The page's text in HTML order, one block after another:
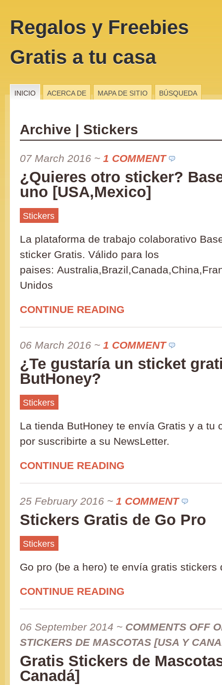
Regalos y Freebies
Gratis a tu casa
INICIO ACERCA DE MAPA DE SITIO BÚSQUEDA
Archive | Stickers
07 March 2016 ~ 1 COMMENT
¿Quieres otro sticker?
uno [USA,Mexico]
Stickers
La plataforma de trabajo colaborativo
sticker Gratis. Válido para los
paises:
Unidos
CONTINUE READING
06 March 2016 ~ 1 COMMENT
¿Te gustaría un sticket
ButHoney?
Stickers
La tienda ButHoney te envía Gratis y a tu
por suscribirte a su NewsLetter.
CONTINUE READING
25 February 2016 ~ 1 COMMENT
Stickers Gratis de Go Pro
Stickers
Go pro (be a hero) te envía gratis
CONTINUE READING
06 September 2014 ~ COMMENTS OFF
STICKERS DE MASCOTAS [USA Y
Gratis Stickers de
Canadá]